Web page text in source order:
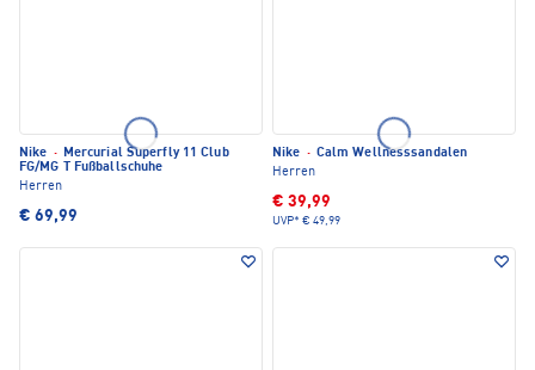
Nike · Mercurial Superfly 11 Club
FG/MG T Fußballschuhe
Herren
€ 69,99
Nike · Calm Wellnesssandalen
Herren
€ 39,99
UVP* € 49,99